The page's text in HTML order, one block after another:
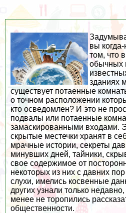
вы
том, что
обычных
зданиях
существует потаенные
о точном расположении
кто осведомлен? И это не
подвалы или потаенные
замаскированными входами.
скрытые местечки хранят в
мрачные истории, секреты
минувших дней, тайники,
свое содержимое от
некоторых из них с давних
слухи, имелись косвенные
других узнали только
менее не торопились
общественности.